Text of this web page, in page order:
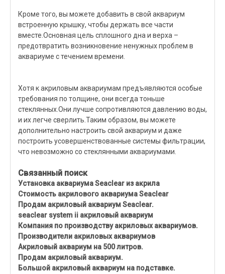
Кроме того, вы можете добавить в свой аквариум
встроенную крышку, чтобы держать все части
вместе.Основная цель сплошного дна и верха –
предотвратить возникновение ненужных проблем в
аквариуме с течением времени.
Хотя к акриловым аквариумам предъявляются особые
требования по толщине, они всегда тоньше
стеклянных.Они лучше сопротивляются давлению воды,
и их легче сверлить.Таким образом, вы можете
дополнительно настроить свой аквариум и даже
построить усовершенствованные системы фильтрации,
что невозможно со стеклянными аквариумами.
Связанный поиск
Установка аквариума Seaclear из акрила
Стоимость акрилового аквариума Seaclear
Продам акриловый аквариум Seaclear.
seaclear system ii акриловый аквариум
Компания по производству акриловых аквариумов.
Производители акриловых аквариумов
Акриловый аквариум на 500 литров.
Продам акриловый аквариум.
Большой акриловый аквариум на подставке.